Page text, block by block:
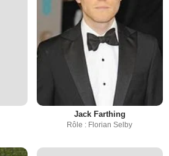
Jack Farthing
Rôle : Florian Selby